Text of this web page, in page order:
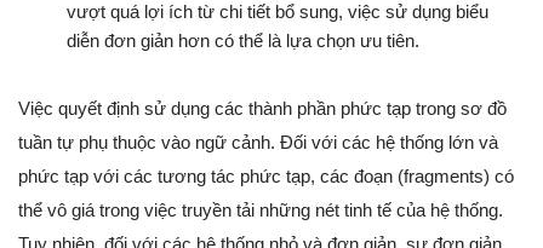
vượt quá lợi ích từ chi tiết bổ sung, việc sử dụng biểu
diễn đơn giản hơn có thể là lựa chọn ưu tiên.
Việc quyết định sử dụng các thành phần phức tạp trong sơ đồ
tuần tự phụ thuộc vào ngữ cảnh. Đối với các hệ thống lớn và
phức tạp với các tương tác phức tạp, các đoạn (fragments) có
thể vô giá trong việc truyền tải những nét tinh tế của hệ thống.